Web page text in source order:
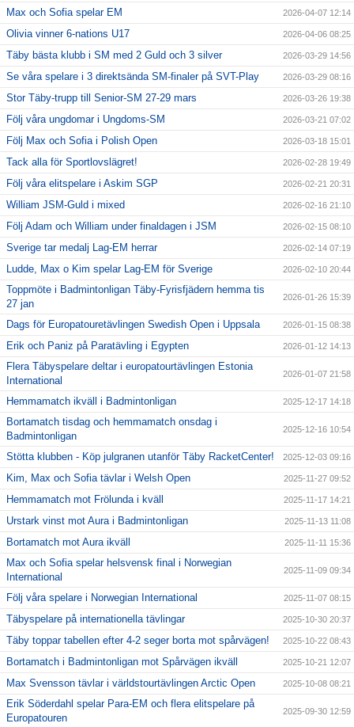
Max och Sofia spelar EM 2026-04-07 12:14
Olivia vinner 6-nations U17 2026-04-06 08:25
Täby bästa klubb i SM med 2 Guld och 3 silver 2026-03-29 14:56
Se våra spelare i 3 direktsända SM-finaler på SVT-Play 2026-03-29 08:16
Stor Täby-trupp till Senior-SM 27-29 mars 2026-03-26 19:38
Följ våra ungdomar i Ungdoms-SM 2026-03-21 07:02
Följ Max och Sofia i Polish Open 2026-03-18 15:01
Tack alla för Sportlovslägret! 2026-02-28 19:49
Följ våra elitspelare i Askim SGP 2026-02-21 20:31
William JSM-Guld i mixed 2026-02-16 21:10
Följ Adam och William under finaldagen i JSM 2026-02-15 08:10
Sverige tar medalj Lag-EM herrar 2026-02-14 07:19
Ludde, Max o Kim spelar Lag-EM för Sverige 2026-02-10 20:44
Toppmöte i Badmintonligan Täby-Fyrisfjädern hemma tis
27 jan
2026-01-26 15:39
Dags för Europatouretävlingen Swedish Open i Uppsala 2026-01-15 08:38
Erik och Paniz på Paratävling i Egypten 2026-01-12 14:13
Flera Täbyspelare deltar i europatourtävlingen Estonia
International
2026-01-07 21:58
Hemmamatch ikväll i Badmintonligan 2025-12-17 14:18
Bortamatch tisdag och hemmamatch onsdag i
Badmintonligan
2025-12-16 10:54
Stötta klubben - Köp julgranen utanför Täby RacketCenter! 2025-12-03 09:16
Kim, Max och Sofia tävlar i Welsh Open 2025-11-27 09:52
Hemmamatch mot Frölunda i kväll 2025-11-17 14:21
Urstark vinst mot Aura i Badmintonligan 2025-11-13 11:08
Bortamatch mot Aura ikväll 2025-11-11 15:36
Max och Sofia spelar helsvensk final i Norwegian
International
2025-11-09 09:34
Följ våra spelare i Norwegian International 2025-11-07 08:15
Täbyspelare på internationella tävlingar 2025-10-30 20:37
Täby toppar tabellen efter 4-2 seger borta mot spårvägen! 2025-10-22 08:43
Bortamatch i Badmintonligan mot Spårvägen ikväll 2025-10-21 12:07
Max Svensson tävlar i världstourtävlingen Arctic Open 2025-10-08 08:21
Erik Söderdahl spelar Para-EM och flera elitspelare på
Europatouren
2025-09-30 12:59